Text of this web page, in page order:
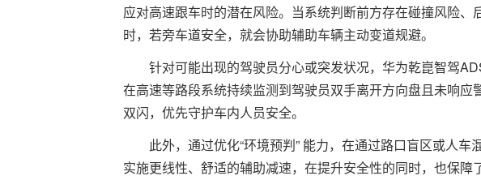
应对高速跟车时的潜在风险。当系统判断前方存在碰撞风险、
时，若旁车道安全，就会协助辅助车辆主动变道规避。
针对可能出现的驾驶员分心或突发状况，华为乾崑智驾
在高速等路段系统持续监测到驾驶员双手离开方向盘且未响
双闪，优先守护车内人员安全。
此外，通过优化“环境预判” 能力，在通过路口盲区或人
实施更线性、舒适的辅助减速，在提升安全性的同时，也保障